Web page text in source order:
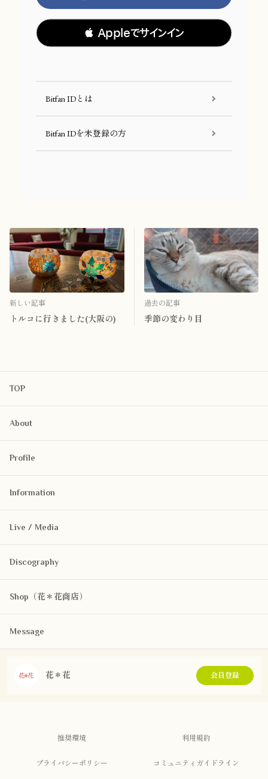
 Appleでサインイン
Bitfan IDとは
Bitfan IDを未登録の方
新しい記事
トルコに行きました(大阪の)
過去の記事
季節の変わり目
TOP
About
Profile
Information
Live / Media
Discography
Shop（花＊花商店）
Message
花＊花 会員登録
推奨環境 利用規約
プライバシーポリシー コミュニティガイドライン